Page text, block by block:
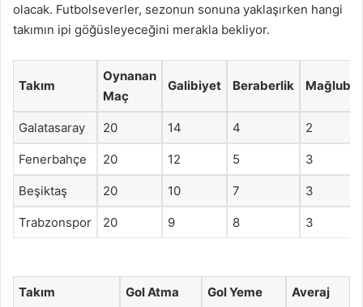
olacak. Futbolseverler, sezonun sonuna yaklaşırken hangi
takımın ipi göğüsleyeceğini merakla bekliyor.
Takım
Oynanan
Maç
Galibiyet Beraberlik
Galatasaray 20 14 4 2
Fenerbahçe 20 12 5 3
Beşiktaş 20 10 7 3
Trabzonspor 20 9 8 3
Takım Gol Atma Gol Yeme Averaj